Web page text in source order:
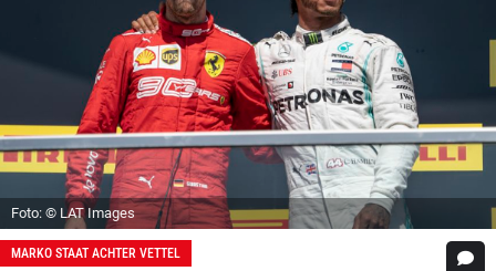
Foto: © LAT Images
MARKO STAAT ACHTER VETTEL